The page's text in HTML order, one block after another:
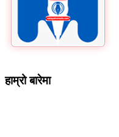
हाम्रो बारेमा